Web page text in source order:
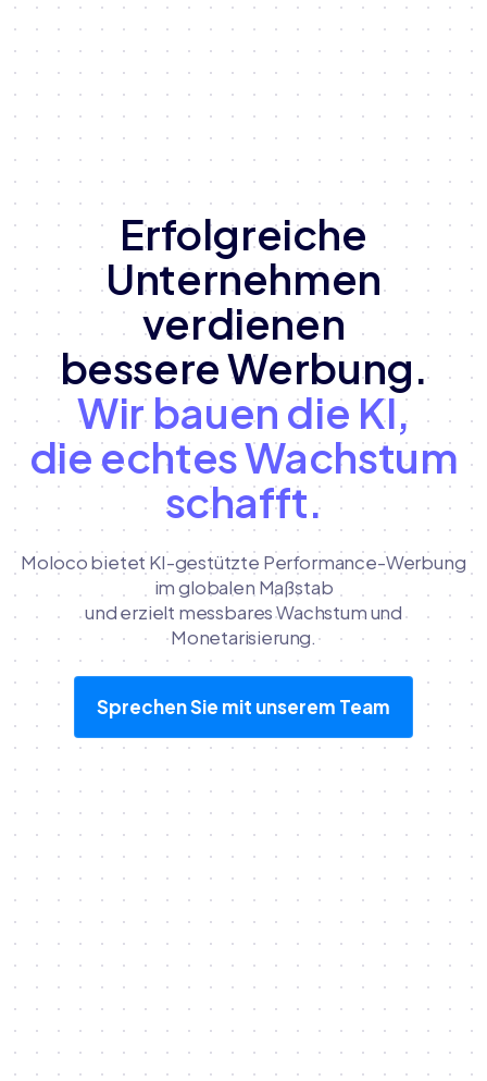
Erfolgreiche
Unternehmen
verdienen
bessere Werbung.
Wir bauen die KI,
die echtes Wachstum
schafft.
Moloco bietet KI-gestützte Performance-Werbung
im globalen Maßstab
und erzielt messbares Wachstum und
Monetarisierung.
Sprechen Sie mit unserem Team